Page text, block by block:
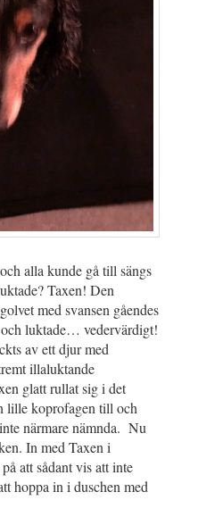
alla kunde gå till sängs
Taxen! Den
med svansen gåendes
luktade… vedervärdigt!
av ett djur med
illaluktande
glatt rullat sig i det
lille koprofagen till och
närmare nämnda. Nu
In med Taxen i
att sådant vis att inte
hoppa in i duschen med